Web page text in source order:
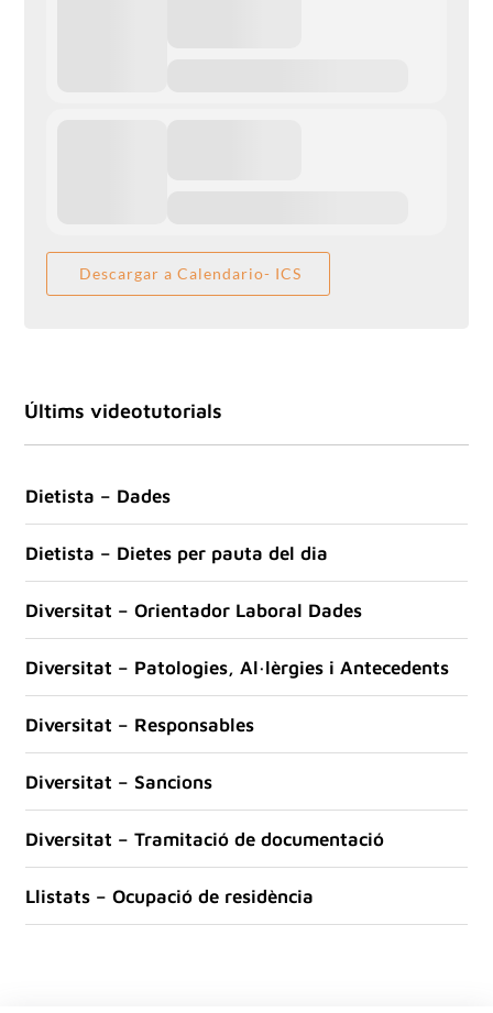
Descargar a Calendario- ICS
Últims videotutorials
Dietista – Dades
Dietista – Dietes per pauta del dia
Diversitat – Orientador Laboral Dades
Diversitat – Patologies, Al·lèrgies i Antecedents
Diversitat – Responsables
Diversitat – Sancions
Diversitat – Tramitació de documentació
Llistats – Ocupació de residència